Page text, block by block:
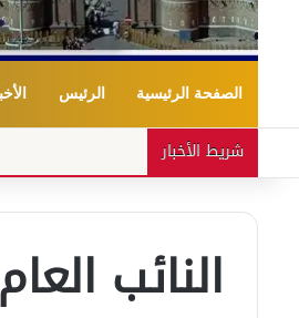
الصفحة الرئيسية الرئيس
شريط الأخبار
النائب